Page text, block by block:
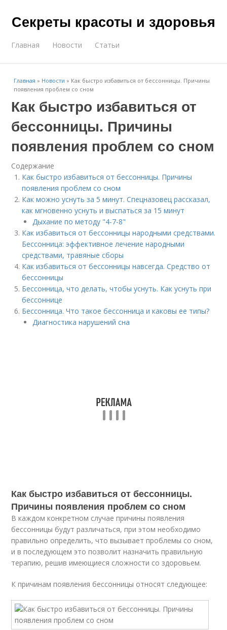
Секреты красоты и здоровья
Главная Новости Статьи
Главная » Новости » Как быстро избавиться от бессонницы. Причины
появления проблем со сном
Как быстро избавиться от
бессонницы. Причины
появления проблем со сном
Содержание
Как быстро избавиться от бессонницы. Причины
появления проблем со сном
Как можно уснуть за 5 минут. Спецназовец рассказал,
как мгновенно уснуть и выспаться за 15 минут
Дыхание по методу "4-7-8"
Как избавиться от бессонницы народными средствами.
Бессонница: эффективное лечение народными
средствами, травяные сборы
Как избавиться от бессонницы навсегда. Средство от
бессонницы
Бессонница, что делать, чтобы уснуть. Как уснуть при
бессоннице
Бессонница. Что такое бессонница и каковы ее типы?
Диагностика нарушений сна
Как быстро избавиться от бессонницы.
Причины появления проблем со сном
В каждом конкретном случае причины появления
бессонницы будут различаться, при этом необходимо
правильно определить, что вызывает проблемы со сном,
и в последующем это позволит назначить правильную
терапию, решив имеющиеся сложности со здоровьем.
К причинам появления бессонницы относят следующее: